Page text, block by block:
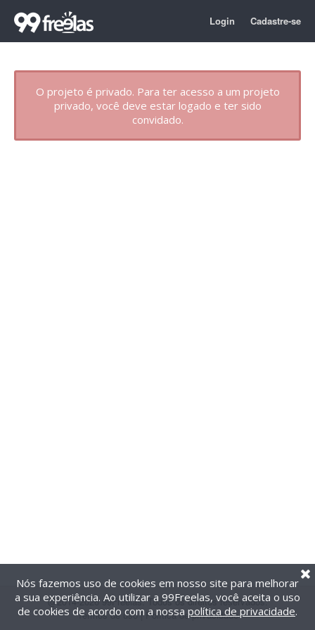
Login Cadastre-se
O projeto é privado. Para ter acesso a um projeto
privado, você deve estar logado e ter sido
convidado.
@2014-2026 99Freelas. Todos os direitos reservados.
Termos de uso| Política de privacidade
Nós fazemos uso de cookies em nosso site para melhorar
a sua experiência. Ao utilizar a 99Freelas, você aceita o uso
de cookies de acordo com a nossa política de privacidade.